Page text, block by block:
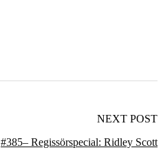
NEXT POST
#385– Regissörspecial: Ridley Scott